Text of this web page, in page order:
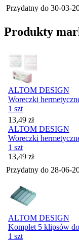
Przydatny do 30-03-
Produkty
ALTOM DESIGN
Woreczki
1 szt
Cena
13,49 zł
ALTOM DESIGN
Woreczki
1 szt
Cena
13,49 zł
Przydatny do 28-06-
ALTOM DESIGN
Komplet 5 klipsów
1 szt